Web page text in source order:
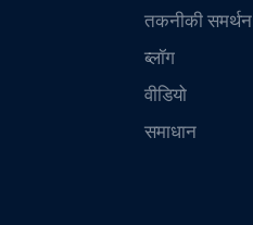
तकनीकी समर्थन
ब्लॉग
वीडियो
समाधान